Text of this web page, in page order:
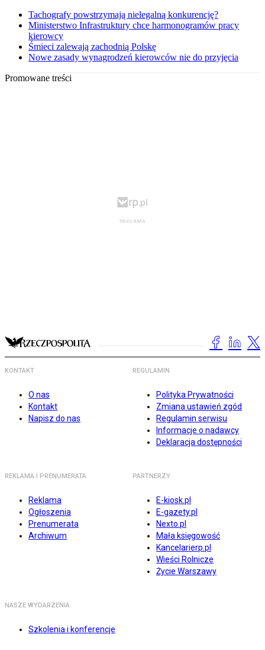
Tachografy powstrzymają nielegalną konkurencję?
Ministerstwo Infrastruktury chce harmonogramów pracy
kierowcy
Śmieci zalewają zachodnią Polskę
Nowe zasady wynagrodzeń kierowców nie do przyjęcia
Promowane treści
KONTAKT
O nas
Kontakt
Napisz do nas
REGULAMIN
Polityka Prywatności
Zmiana ustawień zgód
Regulamin serwisu
Informacje o nadawcy
Deklaracja dostępności
REKLAMA I PRENUMERATA
Reklama
Ogłoszenia
Prenumerata
Archiwum
PARTNERZY
E-kiosk.pl
E-gazety.pl
Nexto.pl
Mała księgowość
Kancelarierp.pl
Wieści Rolnicze
Życie Warszawy
NASZE WYDARZENIA
Szkolenia i konferencje